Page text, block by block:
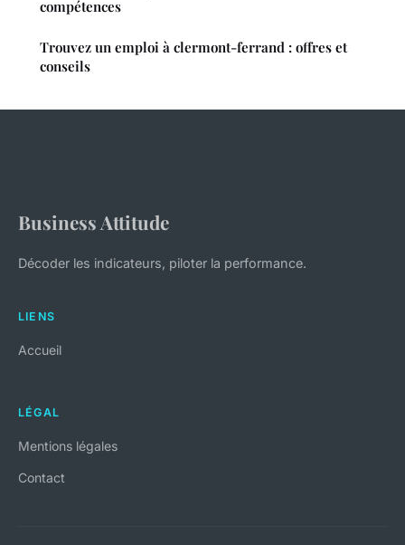
compétences
Trouvez un emploi à clermont-ferrand : offres et
conseils
Business Attitude
Décoder les indicateurs, piloter la performance.
LIENS
Accueil
LÉGAL
Mentions légales
Contact